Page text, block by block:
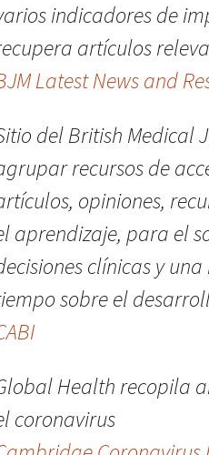
indicadores de
artículos
Latest News and
del British Medical
recursos de
opiniones,
aprendizaje, para el
clínicas y
sobre el
Health recopila
coronavirus